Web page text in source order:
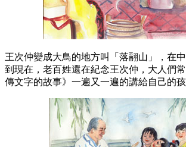
王次仲變成大鳥的地方叫「落翮山」，在
到現在，老百姓還在紀念王次仲，大人們
傳文字的故事》一遍又一遍的講給自己的孩